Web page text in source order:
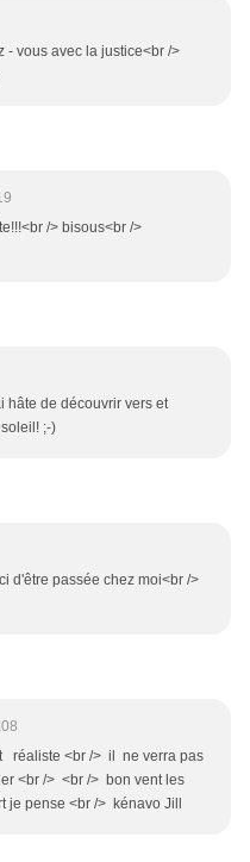
vous avec la justice<br />
/> bisous<br />
hâte de découvrir vers et
;-)
d'être passée chez moi<br />
réaliste <br /> il ne verra pas
<br /> <br /> bon vent les
pense <br /> kénavo Jill